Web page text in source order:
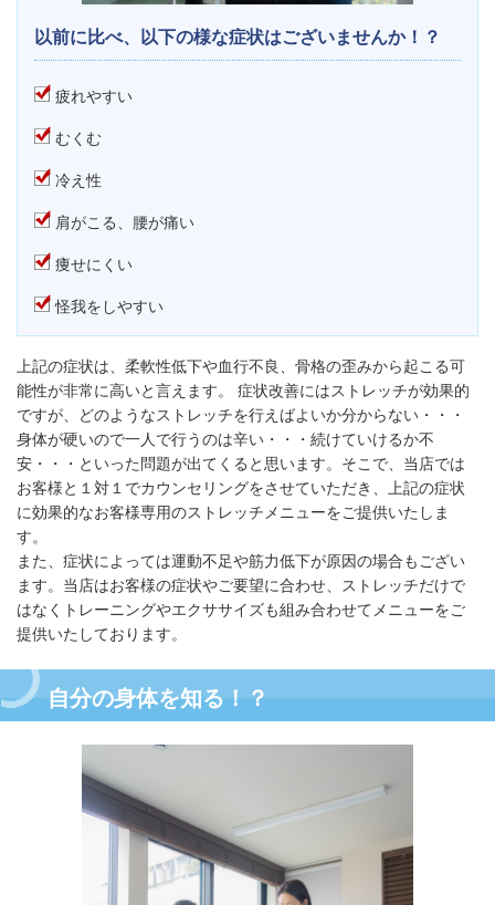
以前に比べ、以下の様な症状はございませんか！？
疲れやすい
むくむ
冷え性
肩がこる、腰が痛い
痩せにくい
​ 怪我をしやすい
上記の症状は、柔軟性低下や血行不良、骨格の歪みから起こる可
能性が非常に高いと言えます。 症状改善にはストレッチが効果的
ですが、どのようなストレッチを行えばよいか分からない・・・
身体が硬いので一人で行うのは辛い・・・続けていけるか不
安・・・といった問題が出てくると思います。そこで、当店では
お客様と１対１でカウンセリングをさせていただき、上記の症状
に効果的なお客様専用のストレッチメニューをご提供いたしま
す。
また、症状によっては運動不足や筋力低下が原因の場合もござい
ます。当店はお客様の症状やご要望に合わせ、ストレッチだけで
はなくトレーニングやエクササイズも組み合わせてメニューをご
提供いたしております。
自分の身体を知る！？